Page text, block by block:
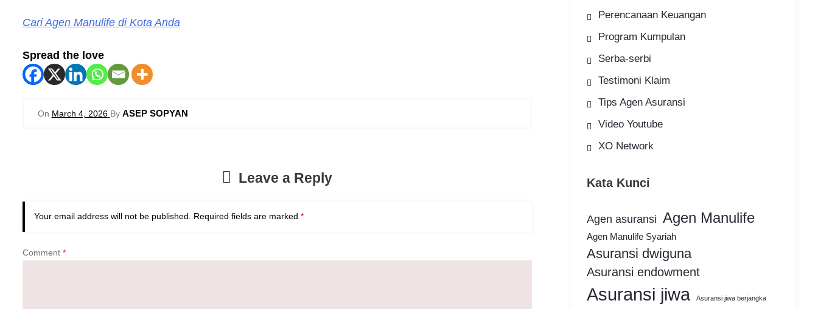
Cari Agen Manulife di Kota Anda
Spread the love
On March 4, 2026 By ASEP SOPYAN
Leave a Reply
Your email address will not be published. Required fields are marked *
Comment *
Perencanaan Keuangan
Program Kumpulan
Serba-serbi
Testimoni Klaim
Tips Agen Asuransi
Video Youtube
XO Network
Kata Kunci
Agen asuransi Agen Manulife
Agen Manulife Syariah
Asuransi dwiguna
Asuransi endowment
Asuransi jiwa Asuransi jiwa berjangka